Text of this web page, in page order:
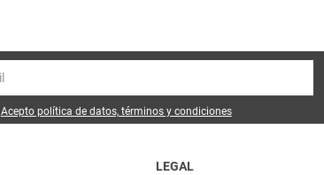
Acepto política de datos, términos y condiciones
LEGAL